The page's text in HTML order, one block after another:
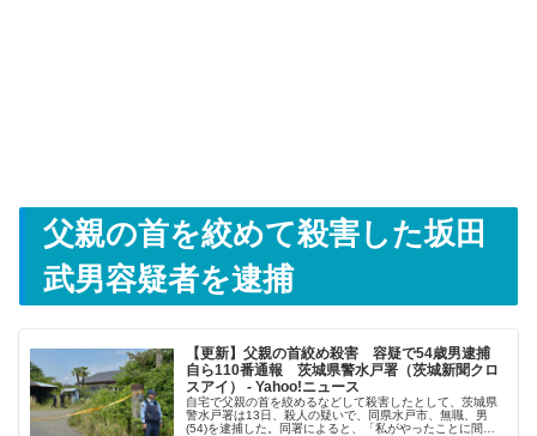
父親の首を絞めて殺害した坂田
武男容疑者を逮捕
【更新】父親の首絞め殺害 容疑で54歳男逮捕
自ら110番通報 茨城県警水戸署（茨城新聞クロ
スアイ） - Yahoo!ニュース
自宅で父親の首を絞めるなどして殺害したとして、茨城県
警水戸署は13日、殺人の疑いで、同県水戸市、無職、男
(54)を逮捕した。同署によると、「私がやったことに間違